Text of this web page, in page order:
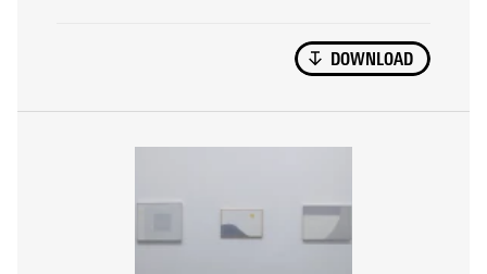
DOWNLOAD